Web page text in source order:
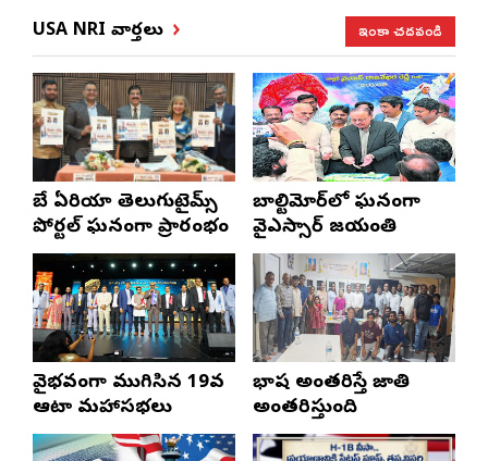
USA NRI వార్తలు ఇంకా చదవండి
బే ఏరియా తెలుగుటైమ్స్
పోర్టల్ ఘనంగా ప్రారంభం
బాల్టిమోర్‌లో ఘనంగా
వైఎస్సార్‌ జయంతి
వైభవంగా ముగిసిన 19వ
ఆటా మహాసభలు
భాష అంతరిస్తే జాతి
అంతరిస్తుంది